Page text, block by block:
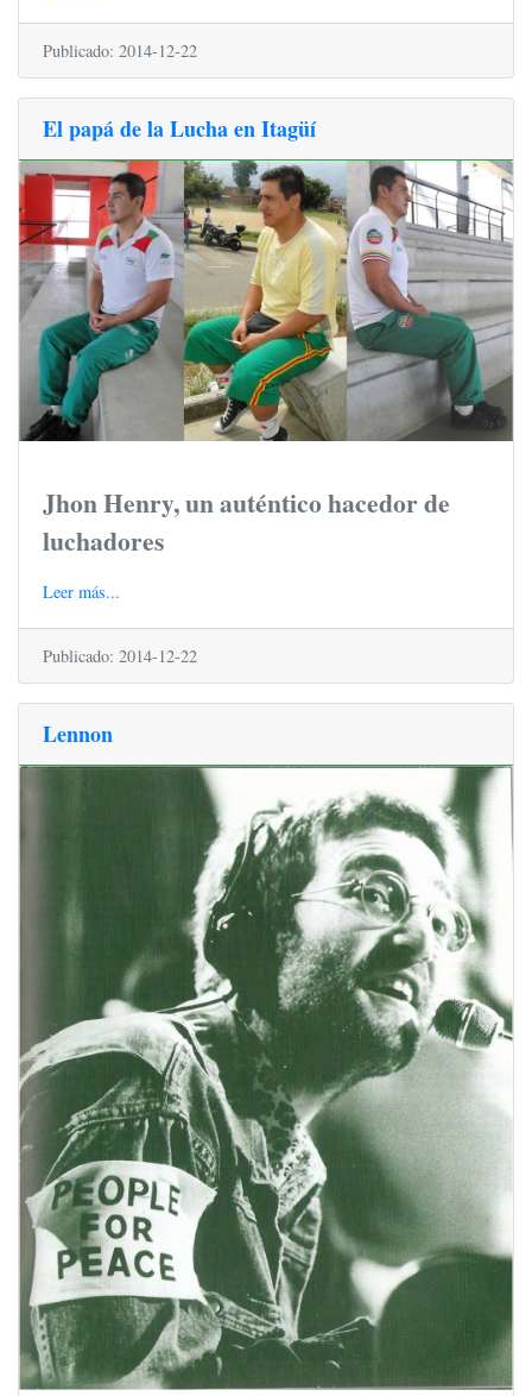
Publicado: 2014-12-22
El papá de la Lucha en Itagüí
Jhon Henry, un auténtico hacedor de
luchadores
Leer más...
Publicado: 2014-12-22
Lennon